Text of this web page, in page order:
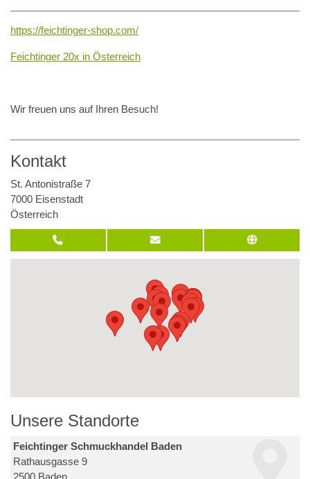
https://feichtinger-shop.com/
Feichtinger 20x in Österreich
Wir freuen uns auf Ihren Besuch!
Kontakt
St. Antonistraße 7
7000 Eisenstadt
Österreich
Unsere Standorte
Feichtinger Schmuckhandel Baden
Rathausgasse 9